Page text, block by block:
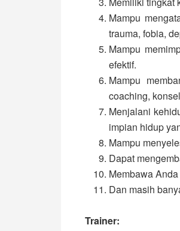
Mampu
trauma, fobia,
Mampu
efektif.
Mampu
coaching,
Menjalani
impian hidup
Mampu
Dapat
Membawa
Dan masih
Trainer: